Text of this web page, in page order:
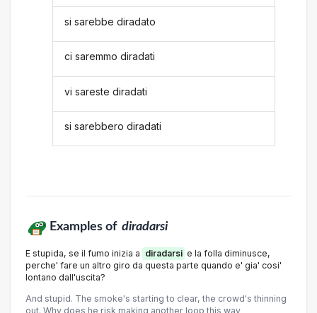
si sarebbe diradato
ci saremmo diradati
vi sareste diradati
si sarebbero diradati
Examples of diradarsi
E stupida, se il fumo inizia a diradarsi e la folla diminusce,
perche' fare un altro giro da questa parte quando e' gia' cosi'
lontano dall'uscita?
And stupid. The smoke's starting to clear, the crowd's thinning
out. Why does he risk making another loop this way